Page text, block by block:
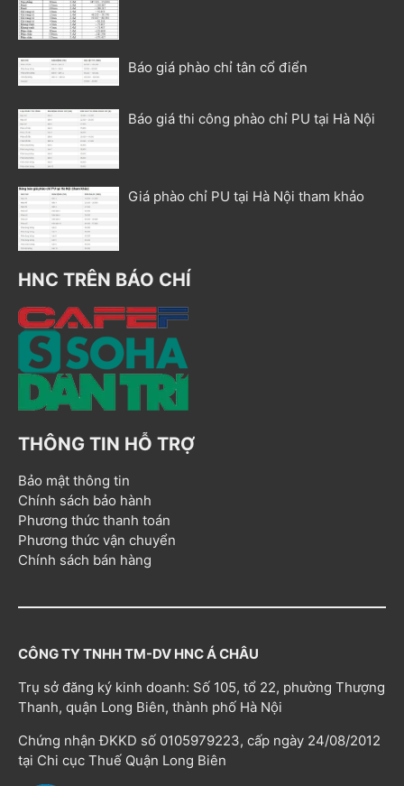
Báo giá phào chỉ tân cổ điển
Báo giá thi công phào chỉ PU tại Hà Nội
Giá phào chỉ PU tại Hà Nội tham khảo
HNC TRÊN BÁO CHÍ
THÔNG TIN HỖ TRỢ
Bảo mật thông tin
Chính sách bảo hành
Phương thức thanh toán
Phương thức vận chuyển
Chính sách bán hàng
CÔNG TY TNHH TM-DV HNC Á CHÂU
Trụ sở đăng ký kinh doanh: Số 105, tổ 22, phường Thượng
Thanh, quận Long Biên, thành phố Hà Nội
Chứng nhận ĐKKD số 0105979223, cấp ngày 24/08/2012
tại Chi cục Thuế Quận Long Biên